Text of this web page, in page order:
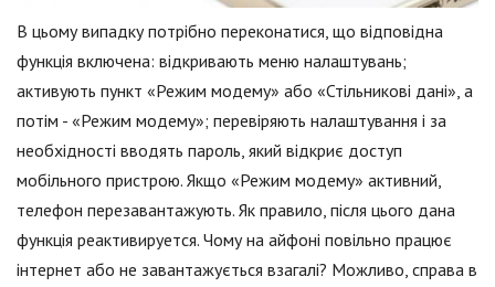
В цьому випадку потрібно переконатися, що відповідна
функція включена: відкривають меню налаштувань;
активують пункт «Режим модему» або «Стільникові дані», а
потім - «Режим модему»; перевіряють налаштування і за
необхідності вводять пароль, який відкриє доступ
мобільного пристрою. Якщо «Режим модему» активний,
телефон перезавантажують. Як правило, після цього дана
функція реактивируется. Чому на айфоні повільно працює
інтернет або не завантажується взагалі? Можливо, справа в